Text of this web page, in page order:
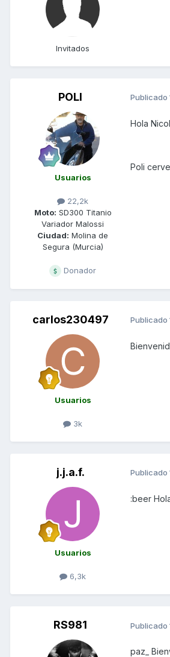
Invitados
POLI
Usuarios
22,2k
Moto: SD300 Titanio
Variador Malossi
Ciudad: Molina de
Segura (Murcia)
Donador
Publicado
Hola
Poli
carlos230497
Usuarios
3k
Publicado
j.j.a.f.
Usuarios
6,3k
Publicado
:beer
RS981 Publicado
paz_